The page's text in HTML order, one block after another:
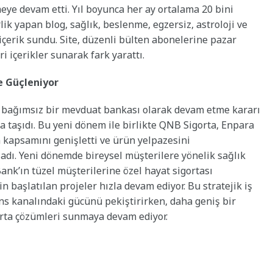
devam etti. Yıl boyunca her ay ortalama 20 bini
yapan blog, sağlık, beslenme, egzersiz, astroloji ve
sundu. Site, düzenli bülten abonelerine pazar
içerikler sunarak fark yarattı.
Güçleniyor
bir mevduat bankası olarak devam etme kararı
Bu yeni dönem ile birlikte QNB Sigorta, Enpara
genişletti ve ürün yelpazesini
Yeni dönemde bireysel müşterilere yönelik sağlık
tüzel müşterilerine özel hayat sigortası
başlatılan projeler hızla devam ediyor. Bu stratejik iş
kanalındaki gücünü pekiştirirken, daha geniş bir
çözümleri sunmaya devam ediyor.